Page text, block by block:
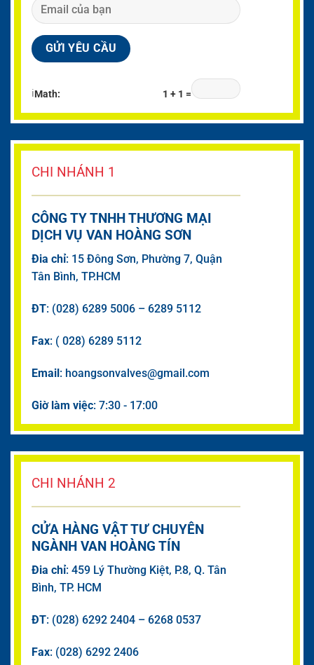
ℹMath: 1 + 1 =
CHI NHÁNH 1
CÔNG TY TNHH THƯƠNG MẠI
DỊCH VỤ VAN HOÀNG SƠN
Đia chỉ: 15 Đông Sơn, Phường 7, Quận
Tân Bình, TP.HCM
ĐT: (028) 6289 5006 – 6289 5112
Fax: ( 028) 6289 5112
Email: hoangsonvalves@gmail.com
Giờ làm việc: 7:30 - 17:00
CHI NHÁNH 2
CỬA HÀNG VẬT TƯ CHUYÊN
NGÀNH VAN HOÀNG TÍN
Đia chỉ: 459 Lý Thường Kiệt, P.8, Q. Tân
Bình, TP. HCM
ĐT: (028) 6292 2404 – 6268 0537
Fax: (028) 6292 2406